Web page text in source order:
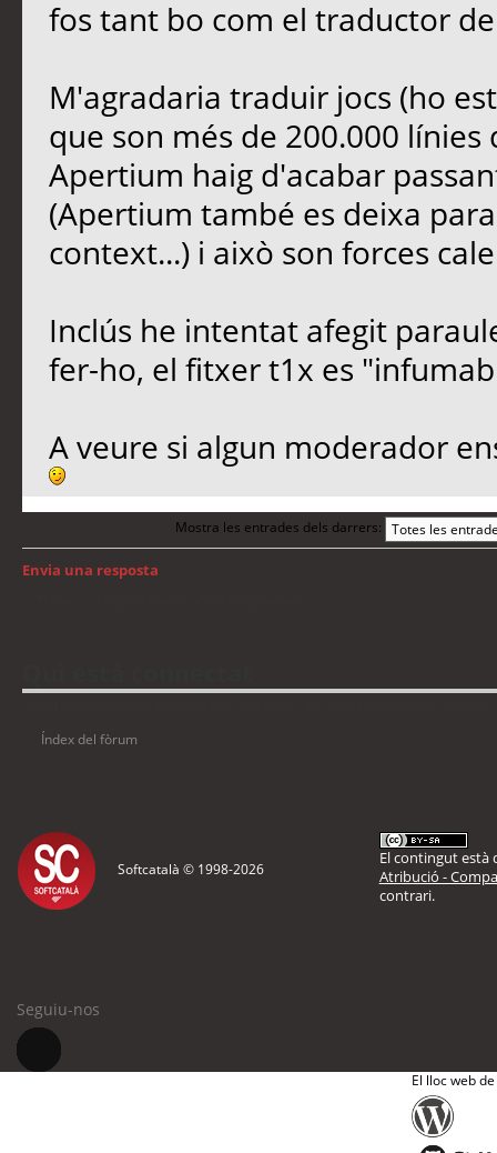
fos tant bo com el traductor
M'agradaria traduir jocs (ho
que son més de 200.000
Apertium haig d'acabar
(Apertium també es deixa
context...) i això son forces
Inclús he intentat afegit
fer-ho, el fitxer t1x es
A veure si algun moderador
Mostra les entrades dels darrers:
Envia una resposta
Índex del fòrum
Softcatalà © 1998-2026
El contingut està
Atribució -
contrari.
Seguiu-nos
El lloc web